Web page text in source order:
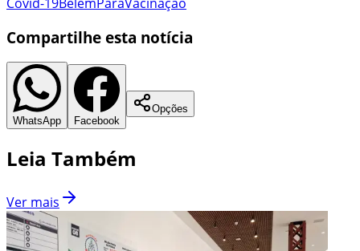
Compartilhe esta notícia
WhatsApp Facebook
Opções
Leia Também
Ver mais